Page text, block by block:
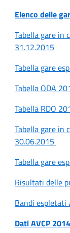
Elenco delle
Tabella gare in
31.12.2015
Tabella gare
Tabella ODA
Tabella RDO
Tabella gare in
30.06.2015
Tabella gare
Risultati delle
Bandi
Dati AVCP 2014